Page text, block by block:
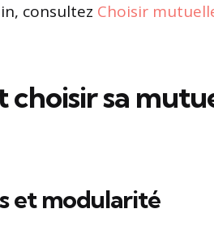
consultez Choisir
choisir sa
et modularité